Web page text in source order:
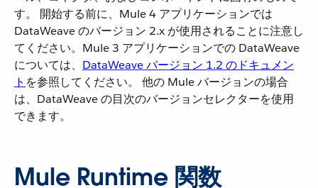
す。 開始する前に、Mule 4 アプリケーションでは
DataWeave のバージョン 2.x が使用されることに注意し
てください。Mule 3 アプリケーションでの DataWeave
については、​ DataWeave バージョン 1.2 のドキュメン
ト ​を参照してください。 他の Mule バージョンの場合
は、DataWeave の目次のバージョンセレクターを使用
できます。
Mule Runtime 関数